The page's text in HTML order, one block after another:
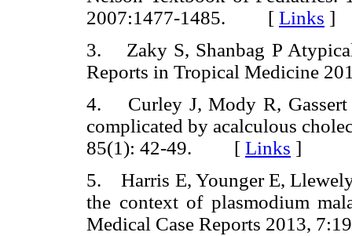
2007:1477-1485. [ Links ]
3. Zaky S, Shanbag P Atypical
Reports in Tropical
4. Curley J, Mody R, Gassert
complicated by acalculous
85(1): 42-49. [ Links ]
5. Harris E, Younger E,
the context of plasmodium
Medical Case Reports 2013,